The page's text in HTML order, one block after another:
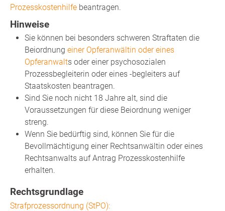
Prozesskostenhilfe beantragen.
Hinweise
Sie können bei besonders schweren Straftaten die
Beiordnung einer Opferanwältin oder eines
Opferanwalts oder einer psychosozialen
Prozessbegleiterin oder eines -begleiters auf
Staatskosten beantragen.
Sind Sie noch nicht 18 Jahre alt, sind die
Voraussetzungen für diese Beiordnung weniger
streng.
Wenn Sie bedürftig sind, können Sie für die
Bevollmächtigung einer Rechtsanwältin oder eines
Rechtsanwalts auf Antrag Prozesskostenhilfe
erhalten.
Rechtsgrundlage
Strafprozessordnung (StPO):